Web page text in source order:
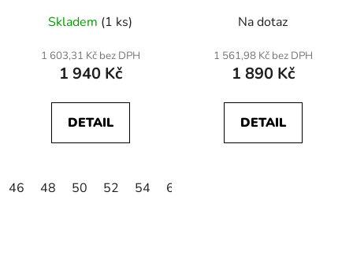
Skladem (1 ks)
1 603,31 Kč bez DPH
1 940 Kč
DETAIL
46 48 50 52 54 60
Na dotaz
1 561,98 Kč bez DPH
1 890 Kč
DETAIL